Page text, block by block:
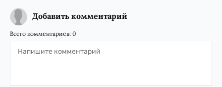
Добавить комментарий
Всего комментариев: 0